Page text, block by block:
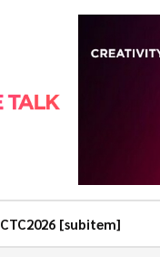
CTC2026 [subitem]